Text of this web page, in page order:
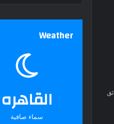
Weather
القاهره
سماء صافية